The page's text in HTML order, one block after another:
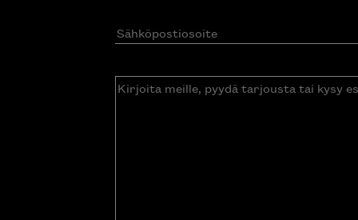
Sähköpostiosoite(Pakollinen)
Kirjoita